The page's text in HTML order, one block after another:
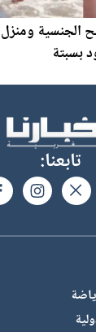
الجنسية
بسبتة
تابعنا: